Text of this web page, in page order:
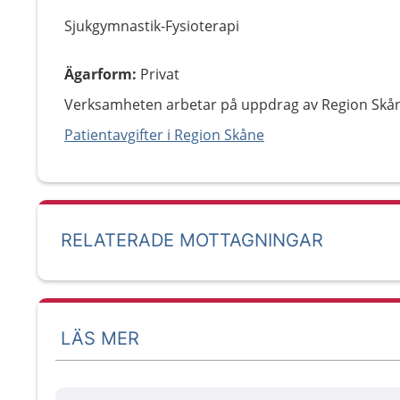
Sjukgymnastik-Fysioterapi
Ägarform: Privat
Verksamheten arbetar på uppdrag av Region
Patientavgifter i Region Skåne
RELATERADE MOTTAGNINGAR
LÄS MER